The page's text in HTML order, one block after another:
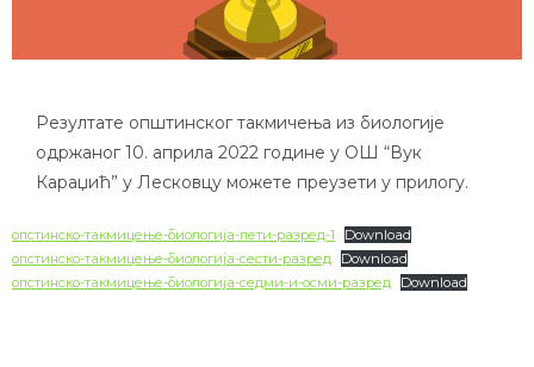
Резултате општинског такмичења из биологије
одржаног 10. априла 2022 године у ОШ “Вук
Караџић” у Лесковцу можете преузети у прилогу.
опстинско-такмицење-биологија-пети-разред-1
Download
опстинско-такмицење-биологија-сести-разред
Download
опстинско-такмицење-биологија-седми-и-осми-разред
Download